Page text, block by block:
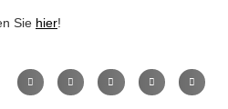
Sie hier!